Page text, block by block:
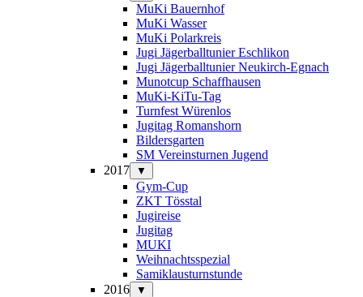
MuKi Bauernhof
MuKi Wasser
MuKi Polarkreis
Jugi Jägerballtunier Eschlikon
Jugi Jägerballtunier Neukirch-Egnach
Munotcup Schaffhausen
MuKi-KiTu-Tag
Turnfest Würenlos
Jugitag Romanshorn
Bildersgarten
SM Vereinsturnen Jugend
2017
▼
Gym-Cup
ZKT Tösstal
Jugireise
Jugitag
MUKI
Weihnachtsspezial
Samiklausturnstunde
2016
▼